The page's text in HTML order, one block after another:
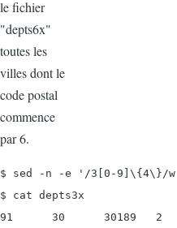
le fichier
"depts6x"
toutes les
villes dont le
code postal
commence
par 6.
$ sed -n -e '/3[0-9]\{4\}/w
$ cat depts3x
91      30      30189   2